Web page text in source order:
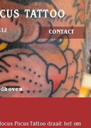
CONTACT
TATTOO
Pocus Tattoo draait het om